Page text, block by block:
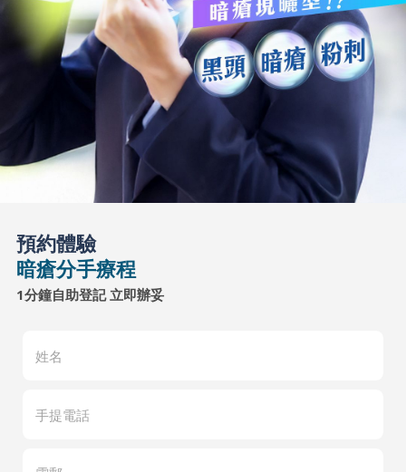
預約體驗
暗瘡分手療程
1分鐘自助登記 立即辦妥